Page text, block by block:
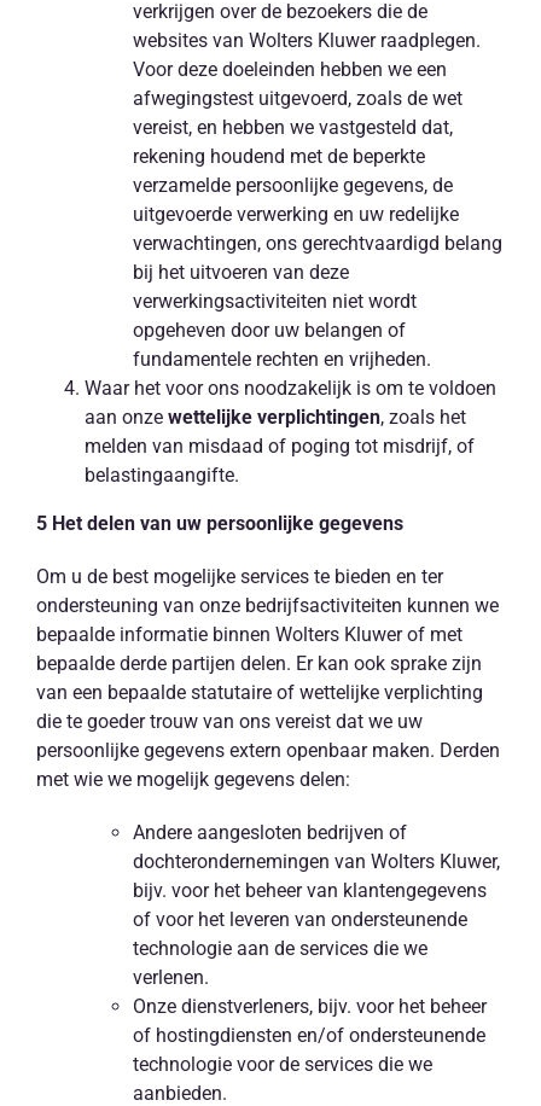
verkrijgen over de bezoekers die de
websites van Wolters Kluwer raadplegen.
Voor deze doeleinden hebben we een
afwegingstest uitgevoerd, zoals de wet
vereist, en hebben we vastgesteld dat,
rekening houdend met de beperkte
verzamelde persoonlijke gegevens, de
uitgevoerde verwerking en uw redelijke
verwachtingen, ons gerechtvaardigd belang
bij het uitvoeren van deze
verwerkingsactiviteiten niet wordt
opgeheven door uw belangen of
fundamentele rechten en vrijheden.
Waar het voor ons noodzakelijk is om te voldoen
aan onze wettelijke verplichtingen, zoals het
melden van misdaad of poging tot misdrijf, of
belastingaangifte.
5 Het delen van uw persoonlijke gegevens
Om u de best mogelijke services te bieden en ter
ondersteuning van onze bedrijfsactiviteiten kunnen we
bepaalde informatie binnen Wolters Kluwer of met
bepaalde derde partijen delen. Er kan ook sprake zijn
van een bepaalde statutaire of wettelijke verplichting
die te goeder trouw van ons vereist dat we uw
persoonlijke gegevens extern openbaar maken. Derden
met wie we mogelijk gegevens delen:
Andere aangesloten bedrijven of
dochterondernemingen van Wolters Kluwer,
bijv. voor het beheer van klantengegevens
of voor het leveren van ondersteunende
technologie aan de services die we
verlenen.
Onze dienstverleners, bijv. voor het beheer
of hostingdiensten en/of ondersteunende
technologie voor de services die we
aanbieden.